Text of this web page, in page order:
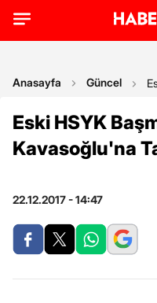
Anasayfa Güncel
Eski HSYK
Kavasoğlu'na
22.12.2017 - 14:47